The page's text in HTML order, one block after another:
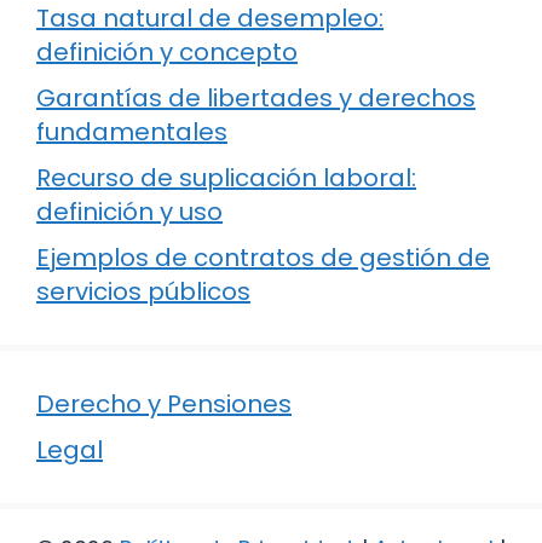
Tasa natural de desempleo:
definición y concepto
Garantías de libertades y derechos
fundamentales
Recurso de suplicación laboral:
definición y uso
Ejemplos de contratos de gestión de
servicios públicos
Derecho y Pensiones
Legal